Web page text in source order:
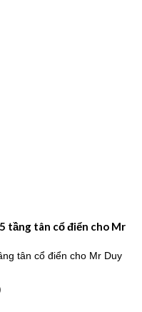
tầng tân cổ điển cho Mr
tân cổ điển cho Mr Duy